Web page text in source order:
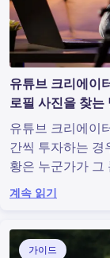
유튜브 크리에이
로필 사진을 찾는
유튜브 크리에이
간씩 투자하는 경
황은 누군가가 그
도 원작자가 아무
커뮤니티의 일원
계속 읽기
가이드